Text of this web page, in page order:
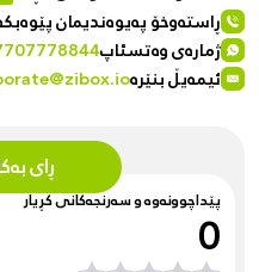
ڕای
پێداچوونەوە و سەرنجەکانی کڕیار
0
ڕاستەوخۆ پەیوەندیمان
ژمارەی وەتسئاپ
ئیمەیڵ بنێرە